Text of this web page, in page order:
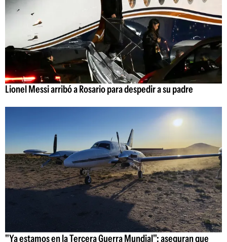
Lionel Messi arribó a Rosario para despedir a su padre
"Ya estamos en la Tercera Guerra Mundial": aseguran que